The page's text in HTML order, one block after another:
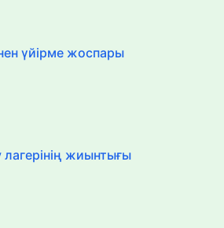
үйірме жоспары
жиынтығы